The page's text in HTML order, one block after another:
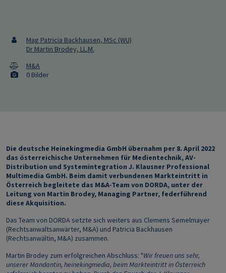
Mag Patricia Backhausen, MSc (WU)
Dr Martin Brodey, LL.M.
M&A
0 Bilder
Die deutsche Heinekingmedia GmbH übernahm per 8. April 2022
das österreichische Unternehmen für Medientechnik, AV-
Distribution und Systemintegration J. Klausner Professional
Multimedia GmbH. Beim damit verbundenen Markteintritt in
Österreich begleitete das M&A-Team von DORDA, unter der
Leitung von Martin Brodey, Managing Partner, federführend
diese Akquisition.
Das Team von DORDA setzte sich weiters aus Clemens Semelmayer
(Rechtsanwaltsanwärter, M&A) und Patricia Backhausen
(Rechtsanwältin, M&A) zusammen.
Martin Brodey zum erfolgreichen Abschluss: "Wir freuen uns sehr,
unserer Mandantin, heinekingmedia, beim Markteintritt in Österreich